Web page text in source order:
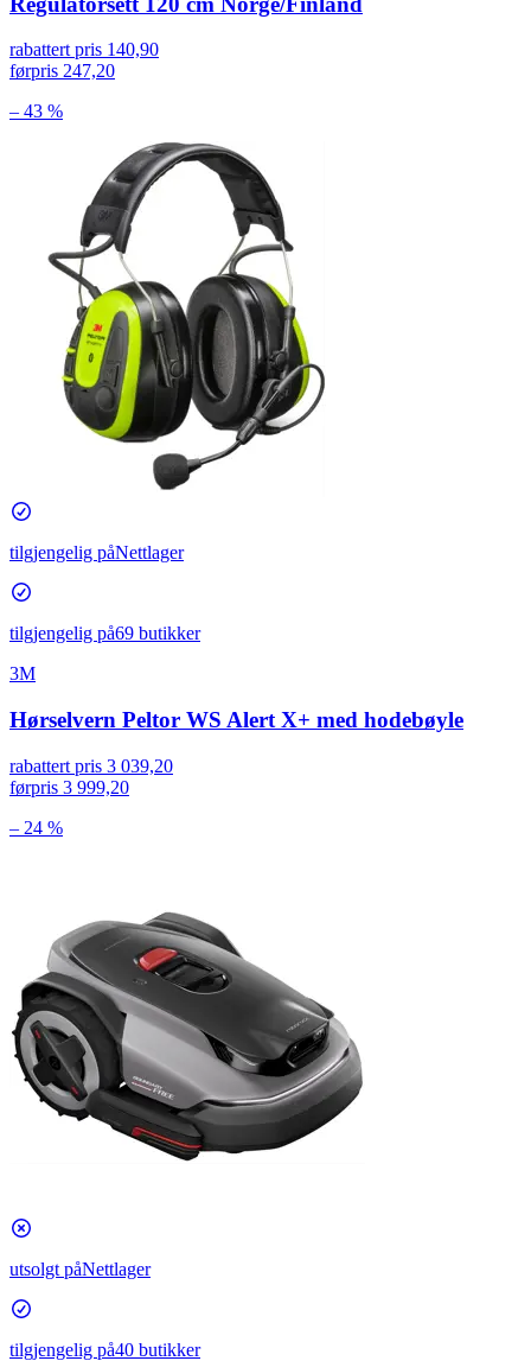
rabattert pris 140,90
førpris 247,20
– 43 %
tilgjengelig påNettlager
tilgjengelig på69 butikker
3M
Hørselvern Peltor WS Alert X+ med hodebøyle
rabattert pris 3 039,20
førpris 3 999,20
– 24 %
utsolgt påNettlager
tilgjengelig på40 butikker